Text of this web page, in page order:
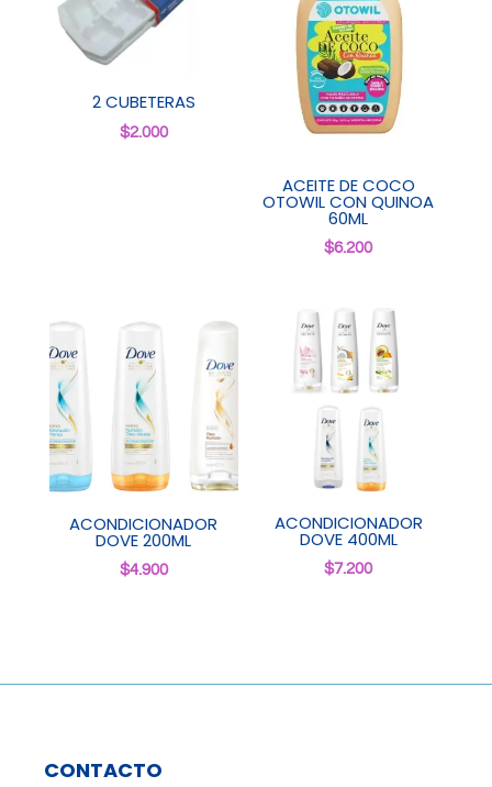
2 CUBETERAS
$2.000
ACEITE DE COCO
OTOWIL CON QUINOA
60ML
$6.200
ACONDICIONADOR
DOVE 200ML
$4.900
ACONDICIONADOR
DOVE 400ML
$7.200
CONTACTO